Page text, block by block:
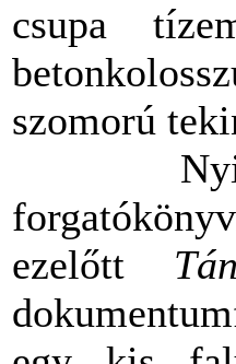
csupa
szomorú
Nyilván
ezelőtt